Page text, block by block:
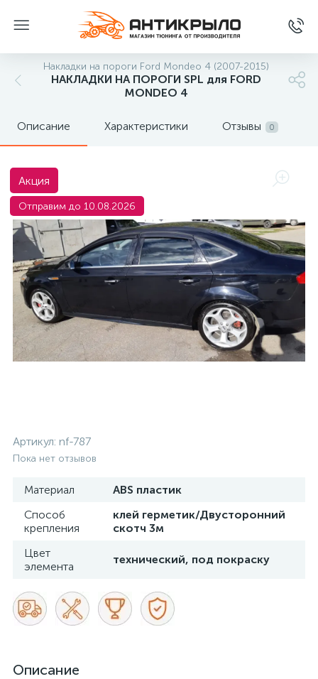
Накладки на пороги Ford Mondeo 4 (2007-2015)
НАКЛАДКИ НА ПОРОГИ SPL для FORD
MONDEO 4
Описание Характеристики Отзывы 0
Акция
Отправим до 10.08.2026
Артикул: nf-787
Пока нет отзывов
Материал
ABS пластик
Способ
крепления
клей герметик/Двусторонний
скотч 3м
Цвет
элемента
технический, под покраску
Описание